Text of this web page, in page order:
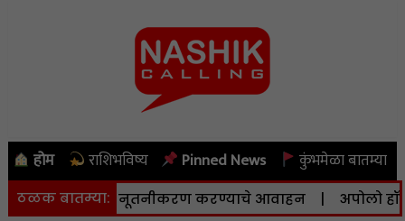
होम राशिभविष्य Pinned News कुंभमेळा बातम्या
ठळक बातम्या:
अर्जाचे नूतनीकरण करण्याचे आवाहन | अपोलो